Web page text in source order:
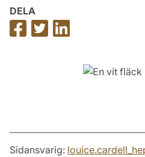
DELA
Dela
på
Dela
på
på
Sidansvarig: